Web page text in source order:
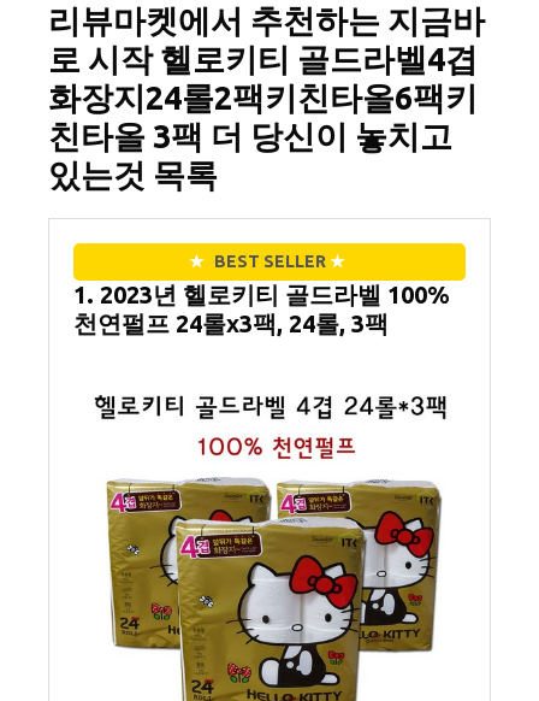
리뷰마켓에서 추천하는 지금바
로 시작 헬로키티 골드라벨4겹
화장지24롤2팩키친타올6팩키
친타올 3팩 더 당신이 놓치고
있는것 목록
★ BEST SELLER ★
1. 2023년 헬로키티 골드라벨 100%
천연펄프 24롤x3팩, 24롤, 3팩